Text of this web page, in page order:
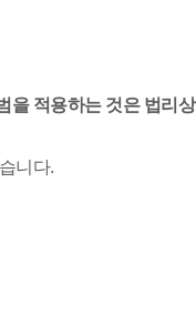
을 적용하는 것은 법리
니다.